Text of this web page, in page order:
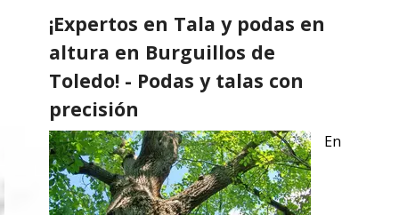
¡Expertos en Tala y podas en
altura en Burguillos de
Toledo! - Podas y talas con
precisión
En